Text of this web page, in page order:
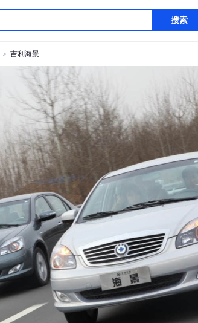
搜索
＞ 吉利海景